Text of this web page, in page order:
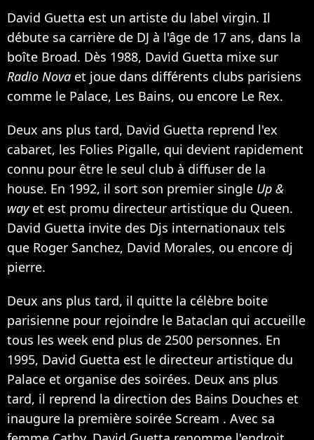
David Guetta est un artiste du label virgin. Il
débute sa carrière de DJ à l'âge de 17 ans, dans la
boîte Broad. Dès 1988, David Guetta mixe sur
Radio Nova et joue dans différents clubs parisiens
comme le Palace, Les Bains, ou encore Le Rex.
Deux ans plus tard, David Guetta reprend l'ex
cabaret, les Folies Pigalle, qui devient rapidement
connu pour être le seul club à diffuser de la
house. En 1992, il sort son premier single Up &
wayet est promu directeur artistique du Queen.
David Guetta invite des Djs internationaux tels
que Roger Sanchez, David Morales, ou encore dj
pierre.
Deux ans plus tard, il quitte la célèbre boite
parisienne pour rejoindre le Bataclan qui accueille
tous les week end plus de 2500 personnes. En
1995, David Guetta est le directeur artistique du
Palace et organise des soirées. Deux ans plus
tard, il reprend la direction des Bains Douches et
inaugure la première soirée Scream . Avec sa